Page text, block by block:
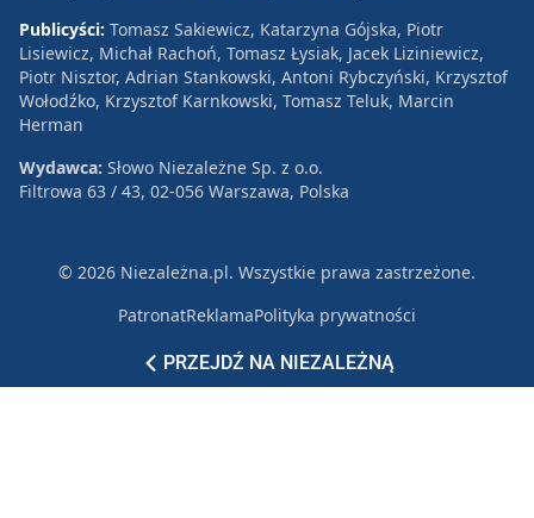
PRZEJDŹ NA NIEZALEŻNĄ
Publicyści: Tomasz Sakiewicz, Katarzyna Gójska, Piotr
Lisiewicz, Michał Rachoń, Tomasz Łysiak, Jacek Liziniewicz,
Piotr Nisztor, Adrian Stankowski, Antoni Rybczyński, Krzysztof
Wołodźko, Krzysztof Karnkowski, Tomasz Teluk, Marcin
Herman
Wydawca: Słowo Niezależne Sp. z o.o.
Filtrowa 63 / 43, 02-056 Warszawa, Polska
© 2026 Niezależna.pl. Wszystkie prawa zastrzeżone.
PatronatReklamaPolityka prywatności